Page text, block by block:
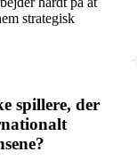
strategisk
spillere, der